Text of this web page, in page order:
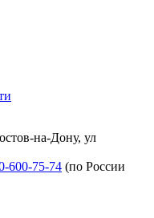
на-Дону, ул
600-75-74 (по России